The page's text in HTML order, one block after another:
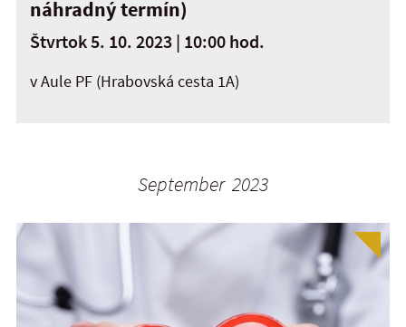
náhradný termín)
Štvrtok 5. 10. 2023 | 10:00 hod.
v Aule PF (Hrabovská cesta 1A)
September 2023